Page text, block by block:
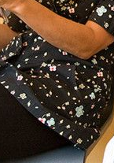
& SERVICE